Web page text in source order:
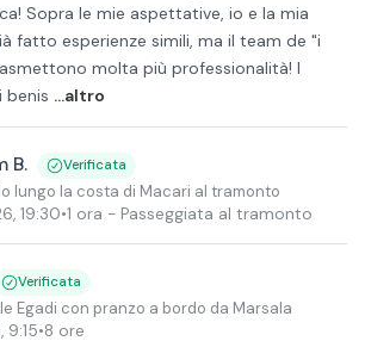
Sopra le mie aspettative, io e la mia
fatto esperienze simili, ma il team de "i
molta più professionalità! I
benis ...altro
B. Verificata
lungo la costa di Macari al tramonto
, 19:30•1 ora - Passeggiata al tramonto
Verificata
Egadi con pranzo a bordo da Marsala
, 9:15•8 ore